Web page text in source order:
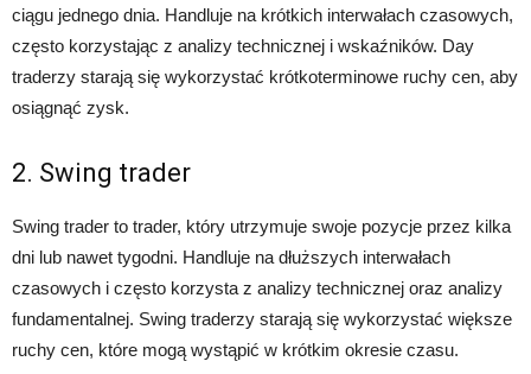
ciągu jednego dnia. Handluje na krótkich interwałach czasowych,
często korzystając z analizy technicznej i wskaźników. Day
traderzy starają się wykorzystać krótkoterminowe ruchy cen, aby
osiągnąć zysk.
2. Swing trader
Swing trader to trader, który utrzymuje swoje pozycje przez kilka
dni lub nawet tygodni. Handluje na dłuższych interwałach
czasowych i często korzysta z analizy technicznej oraz analizy
fundamentalnej. Swing traderzy starają się wykorzystać większe
ruchy cen, które mogą wystąpić w krótkim okresie czasu.